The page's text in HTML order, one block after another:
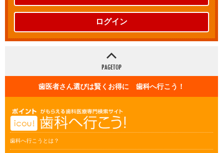
ログイン
歯医者さん選びは賢くお得に 歯科へ行こう！
歯科へ行こうとは？